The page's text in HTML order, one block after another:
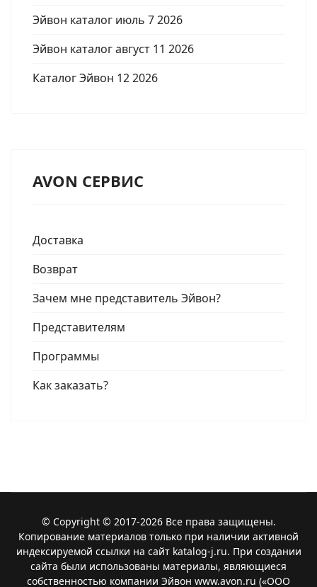
Эйвон каталог июль 7 2026
Эйвон каталог август 11 2026
Каталог Эйвон 12 2026
AVON СЕРВИС
Доставка
Возврат
Зачем мне представитель Эйвон?
Представителям
Программы
Как заказать?
© Copyright © 2017-2026 Все права защищены.
Копирование материалов только при наличии активной
индексируемой ссылки на сайт katalog-j.ru. При создании
сайта были использованы материалы, являющиеся
собственностью компании Эйвон www.avon.ru («ООО